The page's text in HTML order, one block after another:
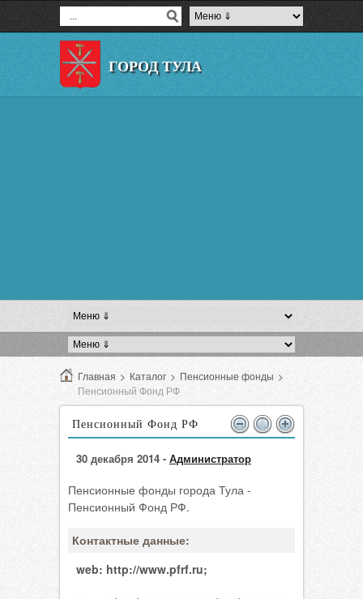
ГОРОД ТУЛА
Главная > Каталог > Пенсионные фонды >
Пенсионный Фонд РФ
Пенсионный Фонд РФ
30 декабря 2014 - Администратор
Пенсионные фонды города Тула -
Пенсионный Фонд РФ.
Контактные данные:
web: http://www.pfrf.ru;